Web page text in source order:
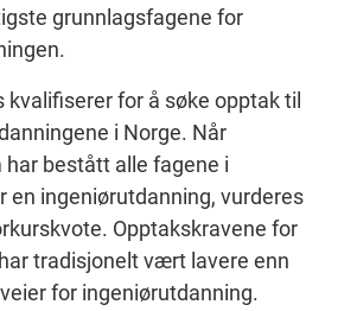
grunnlagsfagene for
for å søke opptak til
i Norge. Når
bestått alle fagene i
en ingeniørutdanning, vurderes
Opptakskravene for
tradisjonelt vært lavere enn
for ingeniørutdanning.